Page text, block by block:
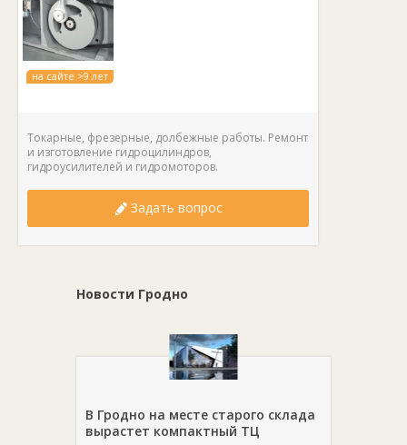
на сайте >9 лет
Токарные, фрезерные, долбежные работы. Ремонт
и изготовление гидроцилиндров,
гидроусилителей и гидромоторов.
Задать вопрос
Новости Гродно
В Гродно на месте старого склада
вырастет компактный ТЦ